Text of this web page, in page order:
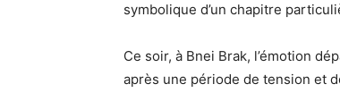
symbolique d’un chapitre
Ce soir, à Bnei Brak, l’émotion
après une période de tension et